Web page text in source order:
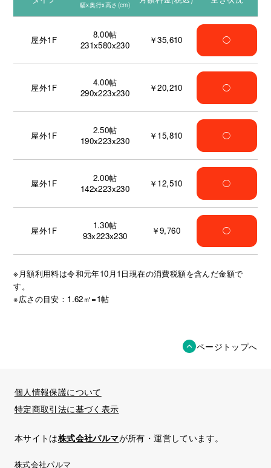
幅x奥行x高さ(cm)
屋外1F 8.00帖
231x580x230
￥35,610 ◯
屋外1F 4.00帖
290x223x230
￥20,210 ◯
屋外1F 2.50帖
190x223x230
￥15,810 ◯
屋外1F 2.00帖
142x223x230
￥12,510 ◯
屋外1F 1.30帖
93x223x230
￥9,760 ◯
※月額利用料は令和元年10月1日現在の消費税額を含んだ金額で
す。
※広さの目安：1.62㎡=1帖
ページトップへ
個人情報保護について
特定商取引法に基づく表示
本サイトは株式会社パルマが所有・運営しています。
株式会社パルマ